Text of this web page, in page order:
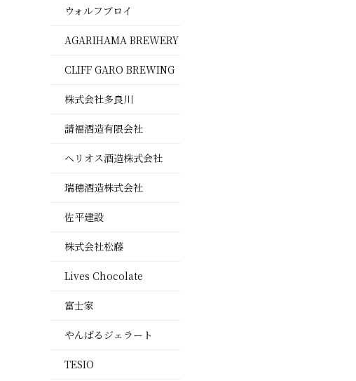
ウォルフブロイ
AGARIHAMA BREWERY
CLIFF GARO BREWING
株式会社多良川
請福酒造有限会社
ヘリオス酒造株式会社
瑞穂酒造株式会社
佐平建設
株式会社松藤
Lives Chocolate
富士家
やんばるジェラート
TESIO